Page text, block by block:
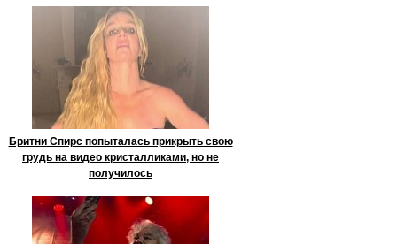
Бритни Спирс попыталась прикрыть свою
грудь на видео кристалликами, но не
получилось